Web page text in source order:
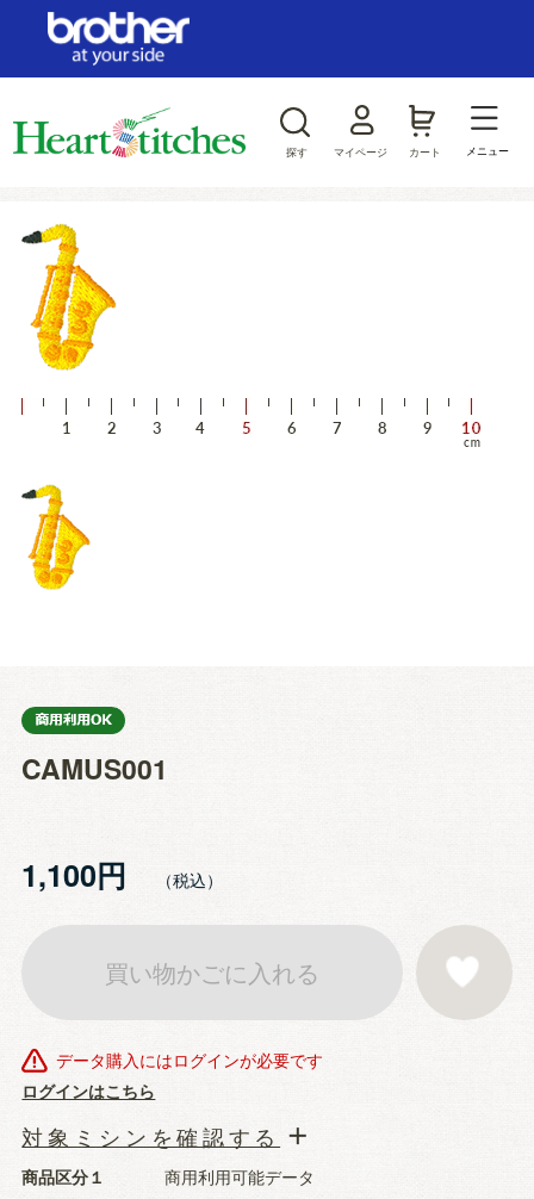
探す マイページ カート メニュー
CAMUS001
1,100円
データ購入にはログインが必要です
買い物かごに入れる
ログインはこちら
お気に入りに登
商品区分１ 商用利用可能データ
対象ミシンを確認する
ログイン/新規会員登録
ジャンルから探す